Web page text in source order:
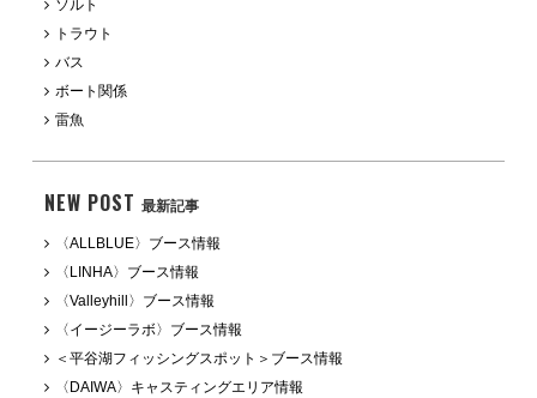
ソルト
トラウト
バス
ボート関係
雷魚
NEW POST 最新記事
〈ALLBLUE〉ブース情報
〈LINHA〉ブース情報
〈Valleyhill〉ブース情報
〈イージーラボ〉ブース情報
＜平谷湖フィッシングスポット＞ブース情報
〈DAIWA〉キャスティングエリア情報